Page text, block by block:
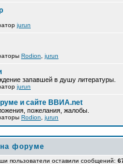
jurun
Rodion jurun
запавшей в душу литературы.
jurun
и сайте ВВИА.net
пожелания, жалобы.
Rodion jurun
на форуме
пользователи оставили сообщений: